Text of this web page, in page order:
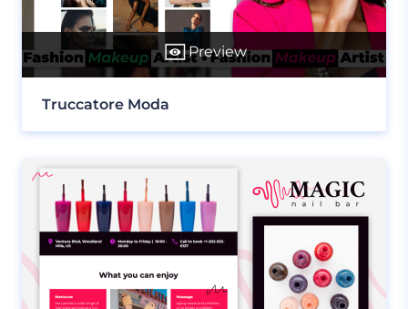
Preview
Truccatore Moda